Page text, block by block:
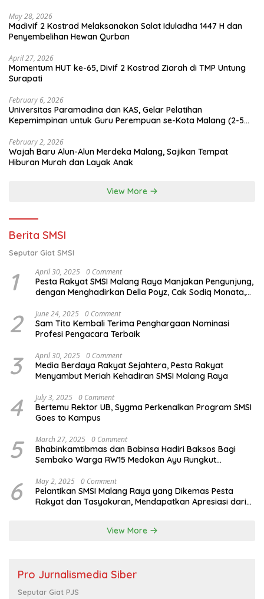
May 28, 2026
Madivif 2 Kostrad Melaksanakan Salat Iduladha 1447 H dan
Penyembelihan Hewan Qurban
April 27, 2026
Momentum HUT ke-65, Divif 2 Kostrad Ziarah di TMP Untung
Surapati
February 6, 2026
Universitas Paramadina dan KAS, Gelar Pelatihan
Kepemimpinan untuk Guru Perempuan se-Kota Malang (2-5
February 2, 2026
Wajah Baru Alun-Alun Merdeka Malang, Sajikan Tempat
Hiburan Murah dan Layak Anak
View More
Berita SMSI
Seputar Giat SMSI
1 April 30, 2025 0 Comment
Pesta Rakyat SMSI Malang Raya Manjakan Pengunjung,
dengan Menghadirkan Della Poyz, Cak Sodiq Monata,
2 June 24, 2025 0 Comment
Sam Tito Kembali Terima Penghargaan Nominasi
Profesi Pengacara Terbaik
3 April 30, 2025 0 Comment
Media Berdaya Rakyat Sejahtera, Pesta Rakyat
Menyambut Meriah Kehadiran SMSI Malang Raya
4 July 3, 2025 0 Comment
Bertemu Rektor UB, Sygma Perkenalkan Program SMSI
Goes to Kampus
5 March 27, 2025 0 Comment
Bhabinkamtibmas dan Babinsa Hadiri Baksos Bagi
Sembako Warga RW15 Medokan Ayu Rungkut
6 May 2, 2025 0 Comment
Pelantikan SMSI Malang Raya yang Dikemas Pesta
Rakyat dan Tasyakuran, Mendapatkan Apresiasi dari
View More
Pro Jurnalismedia Siber
Seputar Giat PJS